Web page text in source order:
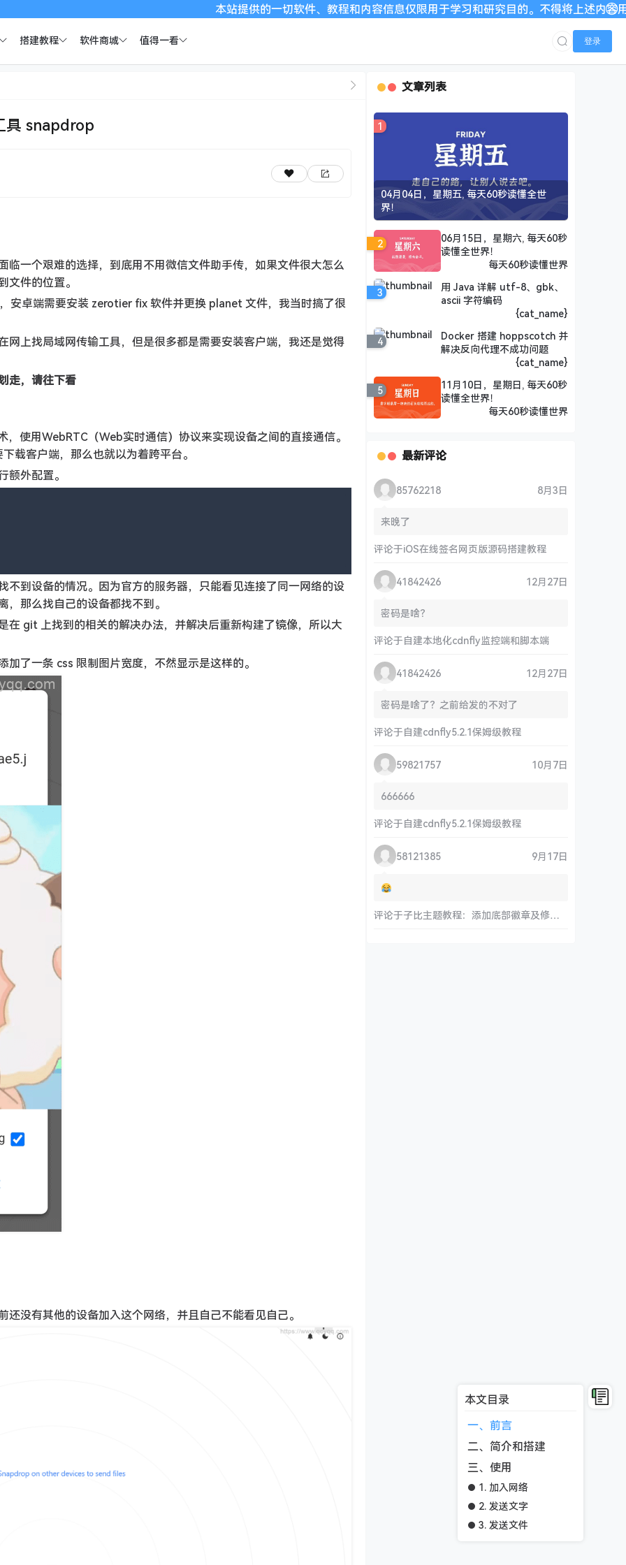
本文目录
一、前言
二、简介和搭建
三、使用
1. 加入网络
2. 发送文字
3. 发送文件
本站提供的一切软件、教程和内容信息仅限用于学习和研究目的。不得将上述内容用于商业
搭建教程 软件商城 值得一看 登录
具 snapdrop
一个艰难的选择，到底用不用微信文件助手传，如果文件很大怎么
文件的位置。
安卓端需要安装 zerotier fix 软件并更换 planet 文件，我当时搞了很
网上找局域网传输工具，但是很多都是需要安装客户端，我还是觉得
走，请往下看
使用WebRTC（Web实时通信）协议来实现设备之间的直接通信。
载客户端，那么也就以为着跨平台。
额外配置。
不到设备的情况。因为官方的服务器，只能看见连接了同一网络的设
那么找自己的设备都找不到。
在 git 上找到的相关的解决办法，并解决后重新构建了镜像，所以大
了一条 css 限制图片宽度，不然显示是这样的。
没有其他的设备加入这个网络，并且自己不能看见自己。
文章列表
1
04月04日，星期五, 每天60秒读懂全世
界！
2
06月15日，星期六, 每天60秒
读懂全世界！
每天60秒读懂世界
3
用 Java 详解 utf-8、gbk、
ascii 字符编码
{cat_name}
4
Docker 搭建 hoppscotch 并
解决反向代理不成功问题
{cat_name}
5
11月10日，星期日, 每天60秒
读懂全世界！
每天60秒读懂世界
最新评论
85762218 8月3日
来晚了
评论于iOS在线签名网页版源码搭建教程
41842426 12月27日
密码是啥？
评论于自建本地化cdnfly监控端和脚本端
41842426 12月27日
密码是啥了？之前给发的不对了
评论于自建cdnfly5.2.1保姆级教程
59821757 10月7日
666666
评论于自建cdnfly5.2.1保姆级教程
58121385 9月17日
评论于子比主题教程：添加底部徽章及修改链接和运行时间